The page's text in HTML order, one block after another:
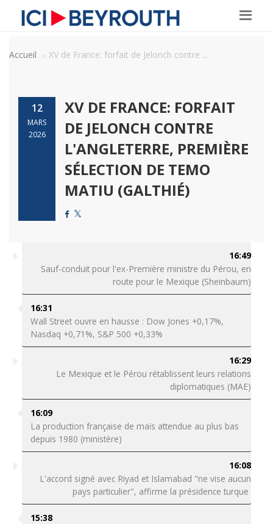
Accueil XV de France: forfait de Jelonch contre ...
12
MARS
2026
XV DE FRANCE: FORFAIT
DE JELONCH CONTRE
L'ANGLETERRE, PREMIÈRE
SÉLECTION DE TEMO
MATIU (GALTHIÉ)
16:49
Sauf-conduit pour l'ex-Première ministre du Pérou, en
route pour le Mexique (Sheinbaum)
16:31
Wall Street ouvre en hausse : Dow Jones +0,17%,
Nasdaq +0,71%, S&P 500 +0,33%
16:29
Le Mexique et le Pérou rétablissent leurs relations
diplomatiques (MAE)
16:09
La production française de maïs attendue au plus bas
depuis 1980 (ministère)
16:08
L'accord signé avec Riyad et Islamabad "ne vise aucun
pays particulier", affirme la présidence turque
15:38